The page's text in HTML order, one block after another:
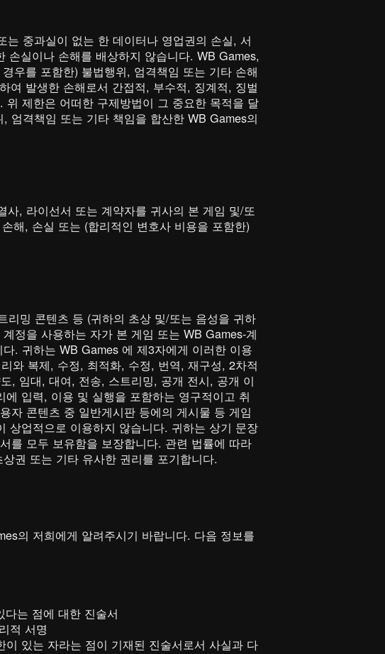
중과실이 없는 한 데이터나 영업권의 손실, 서
실이나 손해를 배상하지 않습니다. WB Games,
우를 포함한) 불법행위, 엄격책임 또는 기타 손해
여 발생한 손해로서 간접적, 부수적, 징계적, 징벌
제한은 어떠한 구제방법이 그 중요한 목적을 달
엄격책임 또는 기타 책임을 합산한 WB Games의
, 라이선서 또는 계약자를 귀사의 본 게임 및/또
해, 손실 또는 (합리적인 변호사 비용을 포함한)
밍 콘텐츠 등 (귀하의 초상 및/또는 음성을 귀하
정을 사용하는 자가 본 게임 또는 WB Games-계
. 귀하는 WB Games 에 제3자에게 이러한 이용
와 복제, 수정, 최적화, 수정, 번역, 재구성, 2차적
, 임대, 대여, 전송, 스트리밍, 공개 전시, 공개 이
입력, 이용 및 실행을 포함하는 영구적이고 취
자 콘텐츠 중 일반게시판 등에의 게시물 등 게임
상업적으로 이용하지 않습니다. 귀하는 상기 문장
를 모두 보유함을 보장합니다. 관련 법률에 따라
권 또는 기타 유사한 권리를 포기합니다.
의 저희에게 알려주시기 바랍니다. 다음 정보를
는 점에 대한 진술서
적 서명
있는 자라는 점이 기재된 진술서로서 사실과 다